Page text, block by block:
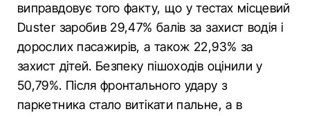
виправдовує того факту, що у тестах місцевий
Duster заробив 29,47% балів за захист водія і
дорослих пасажирів, а також 22,93% за
захист дітей. Безпеку пішоходів оцінили у
50,79%. Після фронтального удару з
паркетника стало витікати пальне, а в